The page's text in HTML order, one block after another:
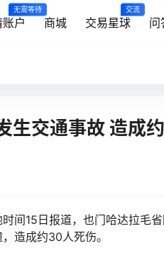
户
无需等待
商城 交易星球
交流
问
生交通事故 造成
间15日报道，也门哈达拉毛
造成约30人死伤。